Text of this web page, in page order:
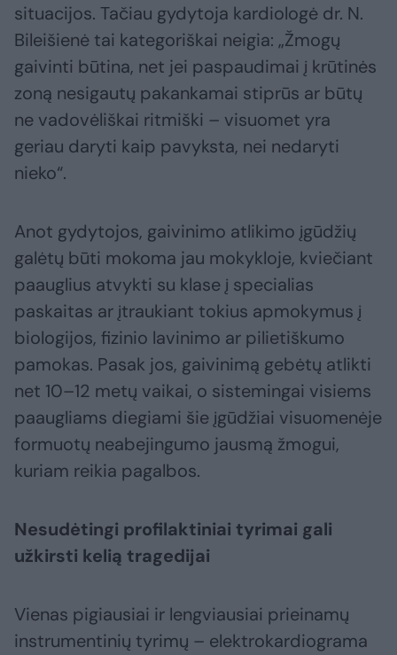
situacijos. Tačiau gydytoja kardiologė dr. N.
Bileišienė tai kategoriškai neigia: „Žmogų
gaivinti būtina, net jei paspaudimai į krūtinės
zoną nesigautų pakankamai stiprūs ar būtų
ne vadovėliškai ritmiški – visuomet yra
geriau daryti kaip pavyksta, nei nedaryti
nieko“.
Anot gydytojos, gaivinimo atlikimo įgūdžių
galėtų būti mokoma jau mokykloje, kviečiant
paauglius atvykti su klase į specialias
paskaitas ar įtraukiant tokius apmokymus į
biologijos, fizinio lavinimo ar pilietiškumo
pamokas. Pasak jos, gaivinimą gebėtų atlikti
net 10–12 metų vaikai, o sistemingai visiems
paaugliams diegiami šie įgūdžiai visuomenėje
formuotų neabejingumo jausmą žmogui,
kuriam reikia pagalbos.
Nesudėtingi profilaktiniai tyrimai gali
užkirsti kelią tragedijai
Vienas pigiausiai ir lengviausiai prieinamų
instrumentinių tyrimų – elektrokardiograma